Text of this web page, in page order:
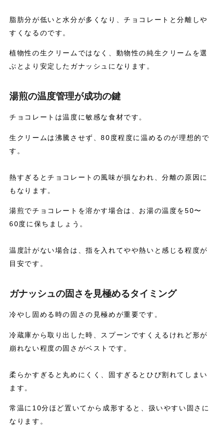
脂肪分が低いと水分が多くなり、チョコレートと分離しや
すくなるのです。
植物性の生クリームではなく、動物性の純生クリームを選
ぶとより安定したガナッシュになります。
湯煎の温度管理が成功の鍵
チョコレートは温度に敏感な食材です。
生クリームは沸騰させず、80度程度に温めるのが理想的で
す。
熱すぎるとチョコレートの風味が損なわれ、分離の原因に
もなります。
湯煎でチョコレートを溶かす場合は、お湯の温度を50〜
60度に保ちましょう。
温度計がない場合は、指を入れてやや熱いと感じる程度が
目安です。
ガナッシュの固さを見極めるタイミング
冷やし固める時の固さの見極めが重要です。
冷蔵庫から取り出した時、スプーンですくえるけれど形が
崩れない程度の固さがベストです。
柔らかすぎると丸めにくく、固すぎるとひび割れてしまい
ます。
常温に10分ほど置いてから成形すると、扱いやすい固さに
なります。